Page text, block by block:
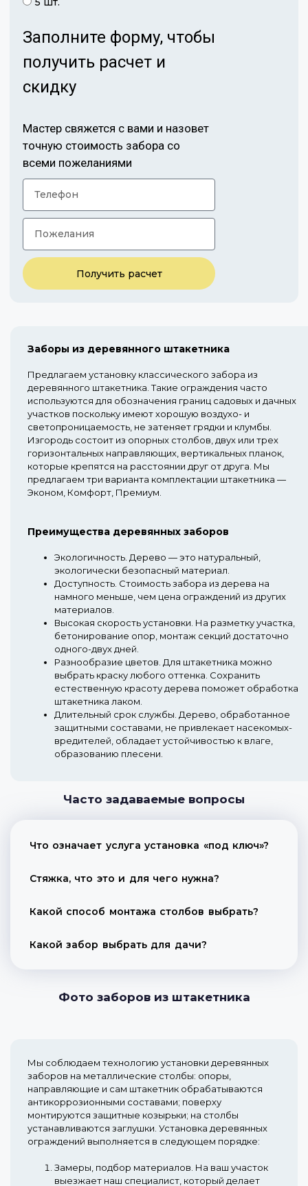
Заполните форму, чтобы
получить расчет и
скидку
Мастер свяжется с вами и назовет
точную стоимость забора со
всеми пожеланиями
Получить расчет
Заборы из деревянного штакетника
Предлагаем установку классического забора из
деревянного штакетника. Такие ограждения часто
используются для обозначения границ садовых и дачных
участков поскольку имеют хорошую воздухо- и
светопроницаемость, не затеняет грядки и клумбы.
Изгородь состоит из опорных столбов, двух или трех
горизонтальных направляющих, вертикальных планок,
которые крепятся на расстоянии друг от друга. Мы
предлагаем три варианта комплектации штакетника —
Эконом, Комфорт, Премиум.
Преимущества деревянных заборов
Экологичность. Дерево — это натуральный,
экологически безопасный материал.
Доступность. Стоимость забора из дерева на
намного меньше, чем цена ограждений из других
материалов.
Высокая скорость установки. На разметку участка,
бетонирование опор, монтаж секций достаточно
одного-двух дней.
Разнообразие цветов. Для штакетника можно
выбрать краску любого оттенка. Сохранить
естественную красоту дерева поможет обработка
штакетника лаком.
Длительный срок службы. Дерево, обработанное
защитными составами, не привлекает насекомых-
вредителей, обладает устойчивостью к влаге,
образованию плесени.
Часто задаваемые вопросы
Что означает услуга установка «под ключ»?
Стяжка, что это и для чего нужна?
Какой способ монтажа столбов выбрать?
Какой забор выбрать для дачи?
Фото заборов из штакетника
Мы соблюдаем технологию установки деревянных
заборов на металлические столбы: опоры,
направляющие и сам штакетник обрабатываются
антикоррозионными составами; поверху
монтируются защитные козырьки; на столбы
устанавливаются заглушки. Установка деревянных
ограждений выполняется в следующем порядке:
Замеры, подбор материалов. На ваш участок
выезжает наш специалист, который делает